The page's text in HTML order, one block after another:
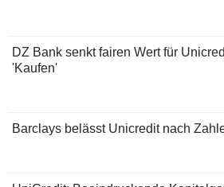
DZ Bank senkt fairen Wert für
'Kaufen'
Barclays belässt Unicredit nach